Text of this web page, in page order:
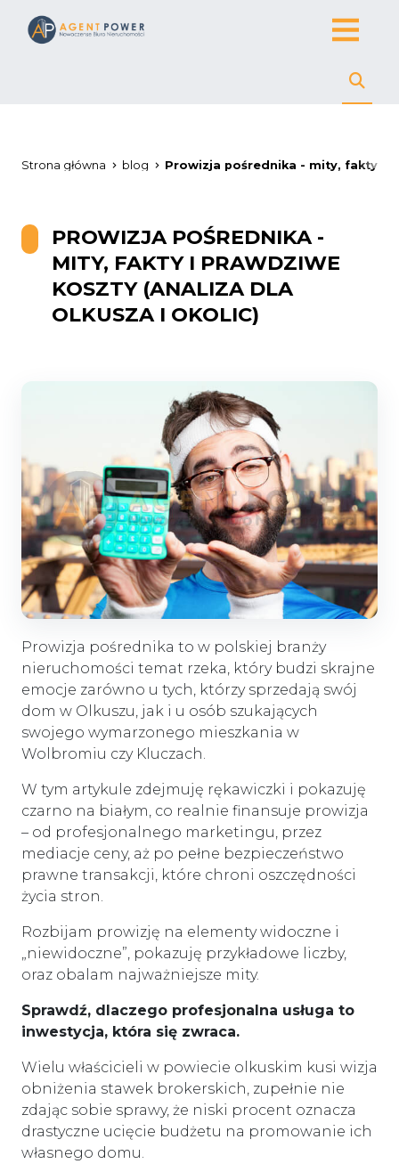
Strona główna blog Prowizja pośrednika - mity, fakty i
PROWIZJA POŚREDNIKA -
MITY, FAKTY I PRAWDZIWE
KOSZTY (ANALIZA DLA
OLKUSZA I OKOLIC)
Prowizja pośrednika to w polskiej branży
nieruchomości temat rzeka, który budzi skrajne
emocje zarówno u tych, którzy sprzedają swój
dom w Olkuszu, jak i u osób szukających
swojego wymarzonego mieszkania w
Wolbromiu czy Kluczach.
W tym artykule zdejmuję rękawiczki i pokazuję
czarno na białym, co realnie finansuje prowizja
– od profesjonalnego marketingu, przez
mediacje ceny, aż po pełne bezpieczeństwo
prawne transakcji, które chroni oszczędności
życia stron.
Rozbijam prowizję na elementy widoczne i
„niewidoczne”, pokazuję przykładowe liczby,
oraz obalam najważniejsze mity.
Sprawdź, dlaczego profesjonalna usługa to
inwestycja, która się zwraca.
Wielu właścicieli w powiecie olkuskim kusi wizja
obniżenia stawek brokerskich, zupełnie nie
zdając sobie sprawy, że niski procent oznacza
drastyczne ucięcie budżetu na promowanie ich
własnego domu.